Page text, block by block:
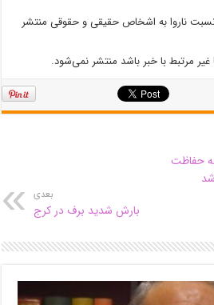
ناروا به اشخاص حقیقی و حقوقی منتشر
غیر مرتبط با خبر باشد منتشر نمی‌شود.
حفاظت
بعدی
بارش شدید برف در کرج